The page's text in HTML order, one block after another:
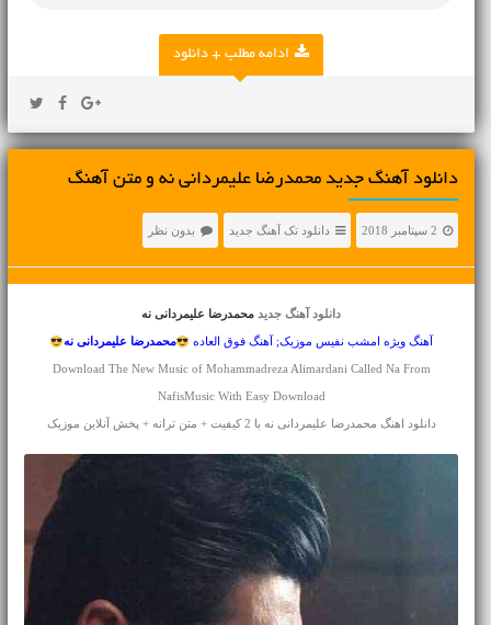
ادامه مطلب + دانلود
دانلود آهنگ جديد محمدرضا علیمردانی نه و متن آهنگ
2 سپتامبر 2018 دانلود تک آهنگ جدید بدون نظر
دانلود آهنگ جدیدمحمدرضا علیمردانی نه
آهنگ ویژه امشب نفیس موزیک; آهنگ فوق العاده محمدرضا علیمردانی نه
Download The New Music of Mohammadreza Alimardani Called Na From
NafisMusic With Easy Download
دانلود اهنگ محمدرضا علیمردانی نه با 2 کیفیت + متن ترانه + پخش آنلاین موزیک